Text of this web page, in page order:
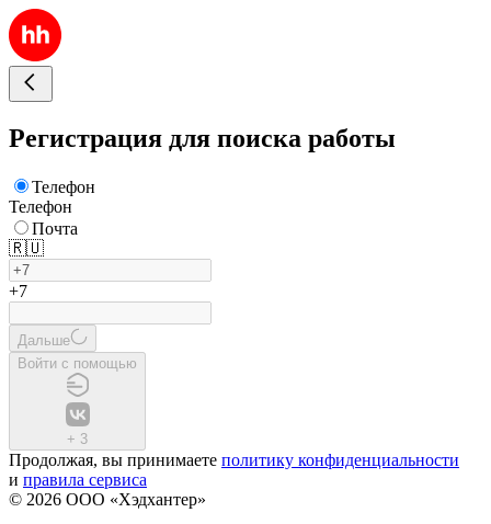
Регистрация для поиска работы
Телефон
Телефон
Почта
🇷🇺
+7
Дальше
Войти с помощью
+ 3
Продолжая, вы принимаете политику конфиденциальности
и правила сервиса
© 2026 ООО «Хэдхантер»